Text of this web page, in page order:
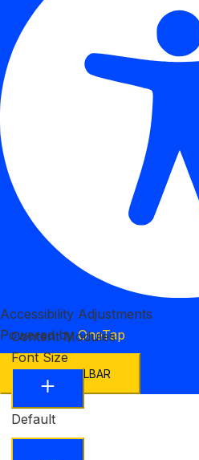
Accessibility Adjustments
Powered by OneTap
HIDE TOOLBAR
Content Modules
Font Size
Default